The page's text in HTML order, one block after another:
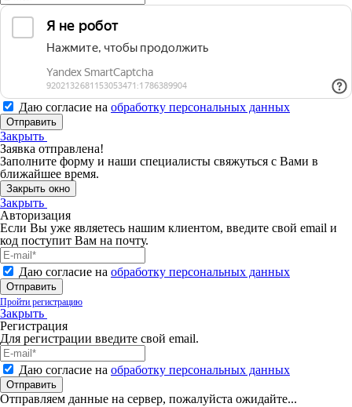
Даю согласие на обработку персональных данных
Отправить
Закрыть
Заявка отправлена!
Заполните форму и наши специалисты свяжуться с Вами в
ближайшее время.
Закрыть окно
Закрыть
Авторизация
Если Вы уже являетесь нашим клиентом, введите свой email и
код поступит Вам на почту.
Даю согласие на обработку персональных данных
Отправить
Пройти регистрацию
Закрыть
Регистрация
Для регистрации введите свой email.
Даю согласие на обработку персональных данных
Отправить
Отправляем данные на сервер, пожалуйста ожидайте...